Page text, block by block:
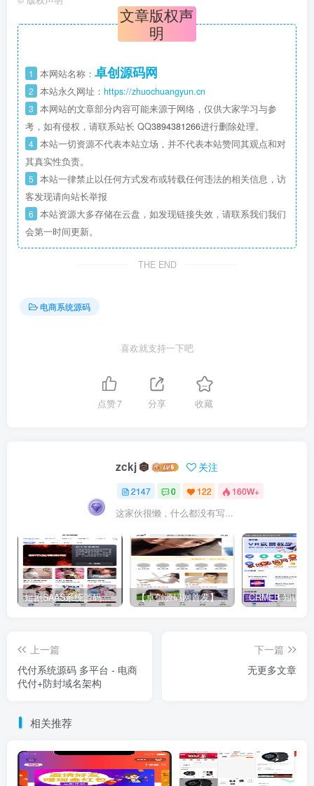
文章版权声
明
1 本网站名称： 卓创源码网
2 本站永久网址： https://zhuochuangyun.cn
3 本网站的文章部分内容可能来源于网络，仅供大家学习与参
考，如有侵权，请联系站长 QQ3894381266进行删除处理。
4 本站一切资源不代表本站立场，并不代表本站赞同其观点和对
其真实性负责。
5 本站一律禁止以任何方式发布或转载任何违法的相关信息，访
客发现请向站长举报
6 本站资源大多存储在云盘，如发现链接失效，请联系我们我们
会第一时间更新。
THE END
电商系统源码
喜欢就支持一下吧
点赞7 分享 收藏
zckj 关注
2147 0 122 160W+
这家伙很懒，什么都没有写...
短剧SAAS系统源码｜多端分销+云存储+多租户架构 【卓创源码网首发】全开源视频打赏系统源码｜双模板+代理分站+易支付对接｜API全面修复｜站长盈利利器！​
上一篇
代付系统源码 多平台 - 电商
代付+防封域名架构
下一篇
无更多文章
相关推荐